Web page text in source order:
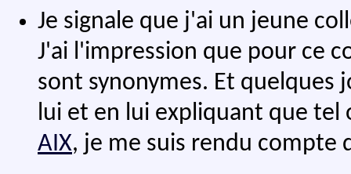
Je signale que j'ai un jeune
J'ai l'impression que pour ce
sont synonymes. Et quelques
lui et en lui expliquant que tel
AIX, je me suis rendu compte